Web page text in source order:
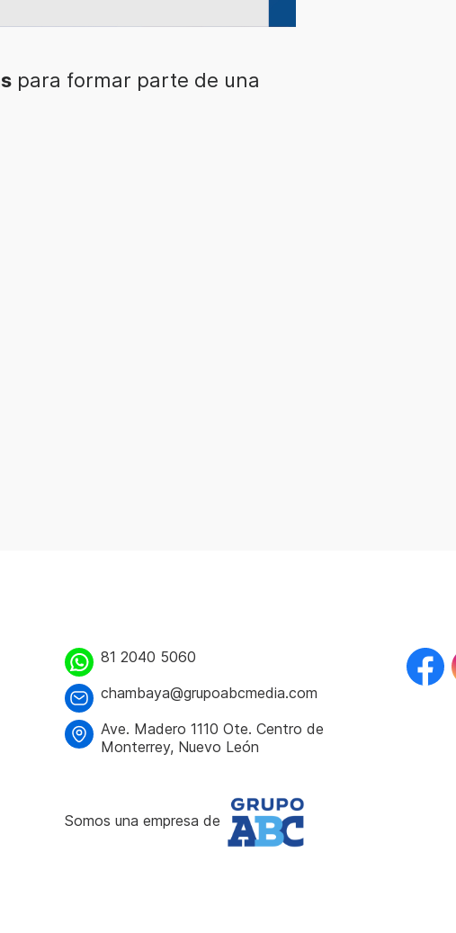
para formar parte de una
81 2040 5060
chambaya@grupoabcmedia.com
Ave. Madero 1110 Ote. Centro de
Monterrey, Nuevo León
Somos una empresa de